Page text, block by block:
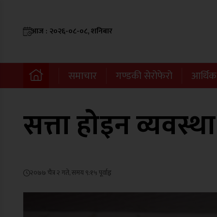
आज : २०२६-०८-०८, शनिबार
समाचार गण्डकी सेरोफेरो आर्थिक
सत्ता होइन
२०७७ चैत्र २ गते, समय ९:१५ पूर्वाह्न